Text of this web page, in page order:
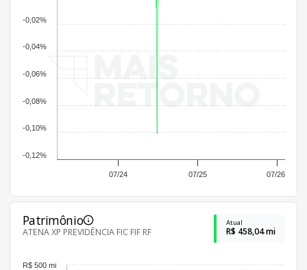
07/24 07/25 07/26
-0,12%
-0,10%
-0,08%
-0,06%
-0,04%
-0,02%
Patrimônio
ATENA XP PREVIDÊNCIA FIC FIF RF
Atual
R$ 458,04 mi
R$ 500 mi